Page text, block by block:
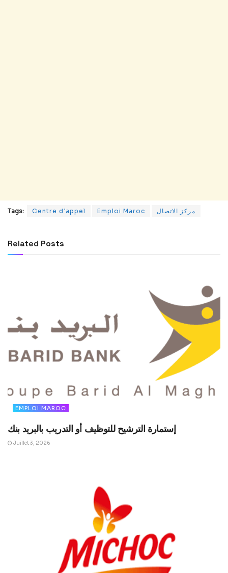
Tags: Centre d’appel Emploi Maroc مركز الاتصال
Related Posts
EMPLOI MAROC
إستمارة الترشيح للتوظيف أو التدريب بالبريد بنك
Juillet 3, 2026